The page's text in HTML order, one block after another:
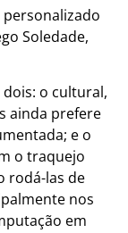
Soledade,
o cultural,
ainda prefere
e o
o traquejo
rodá-las de
nos
em